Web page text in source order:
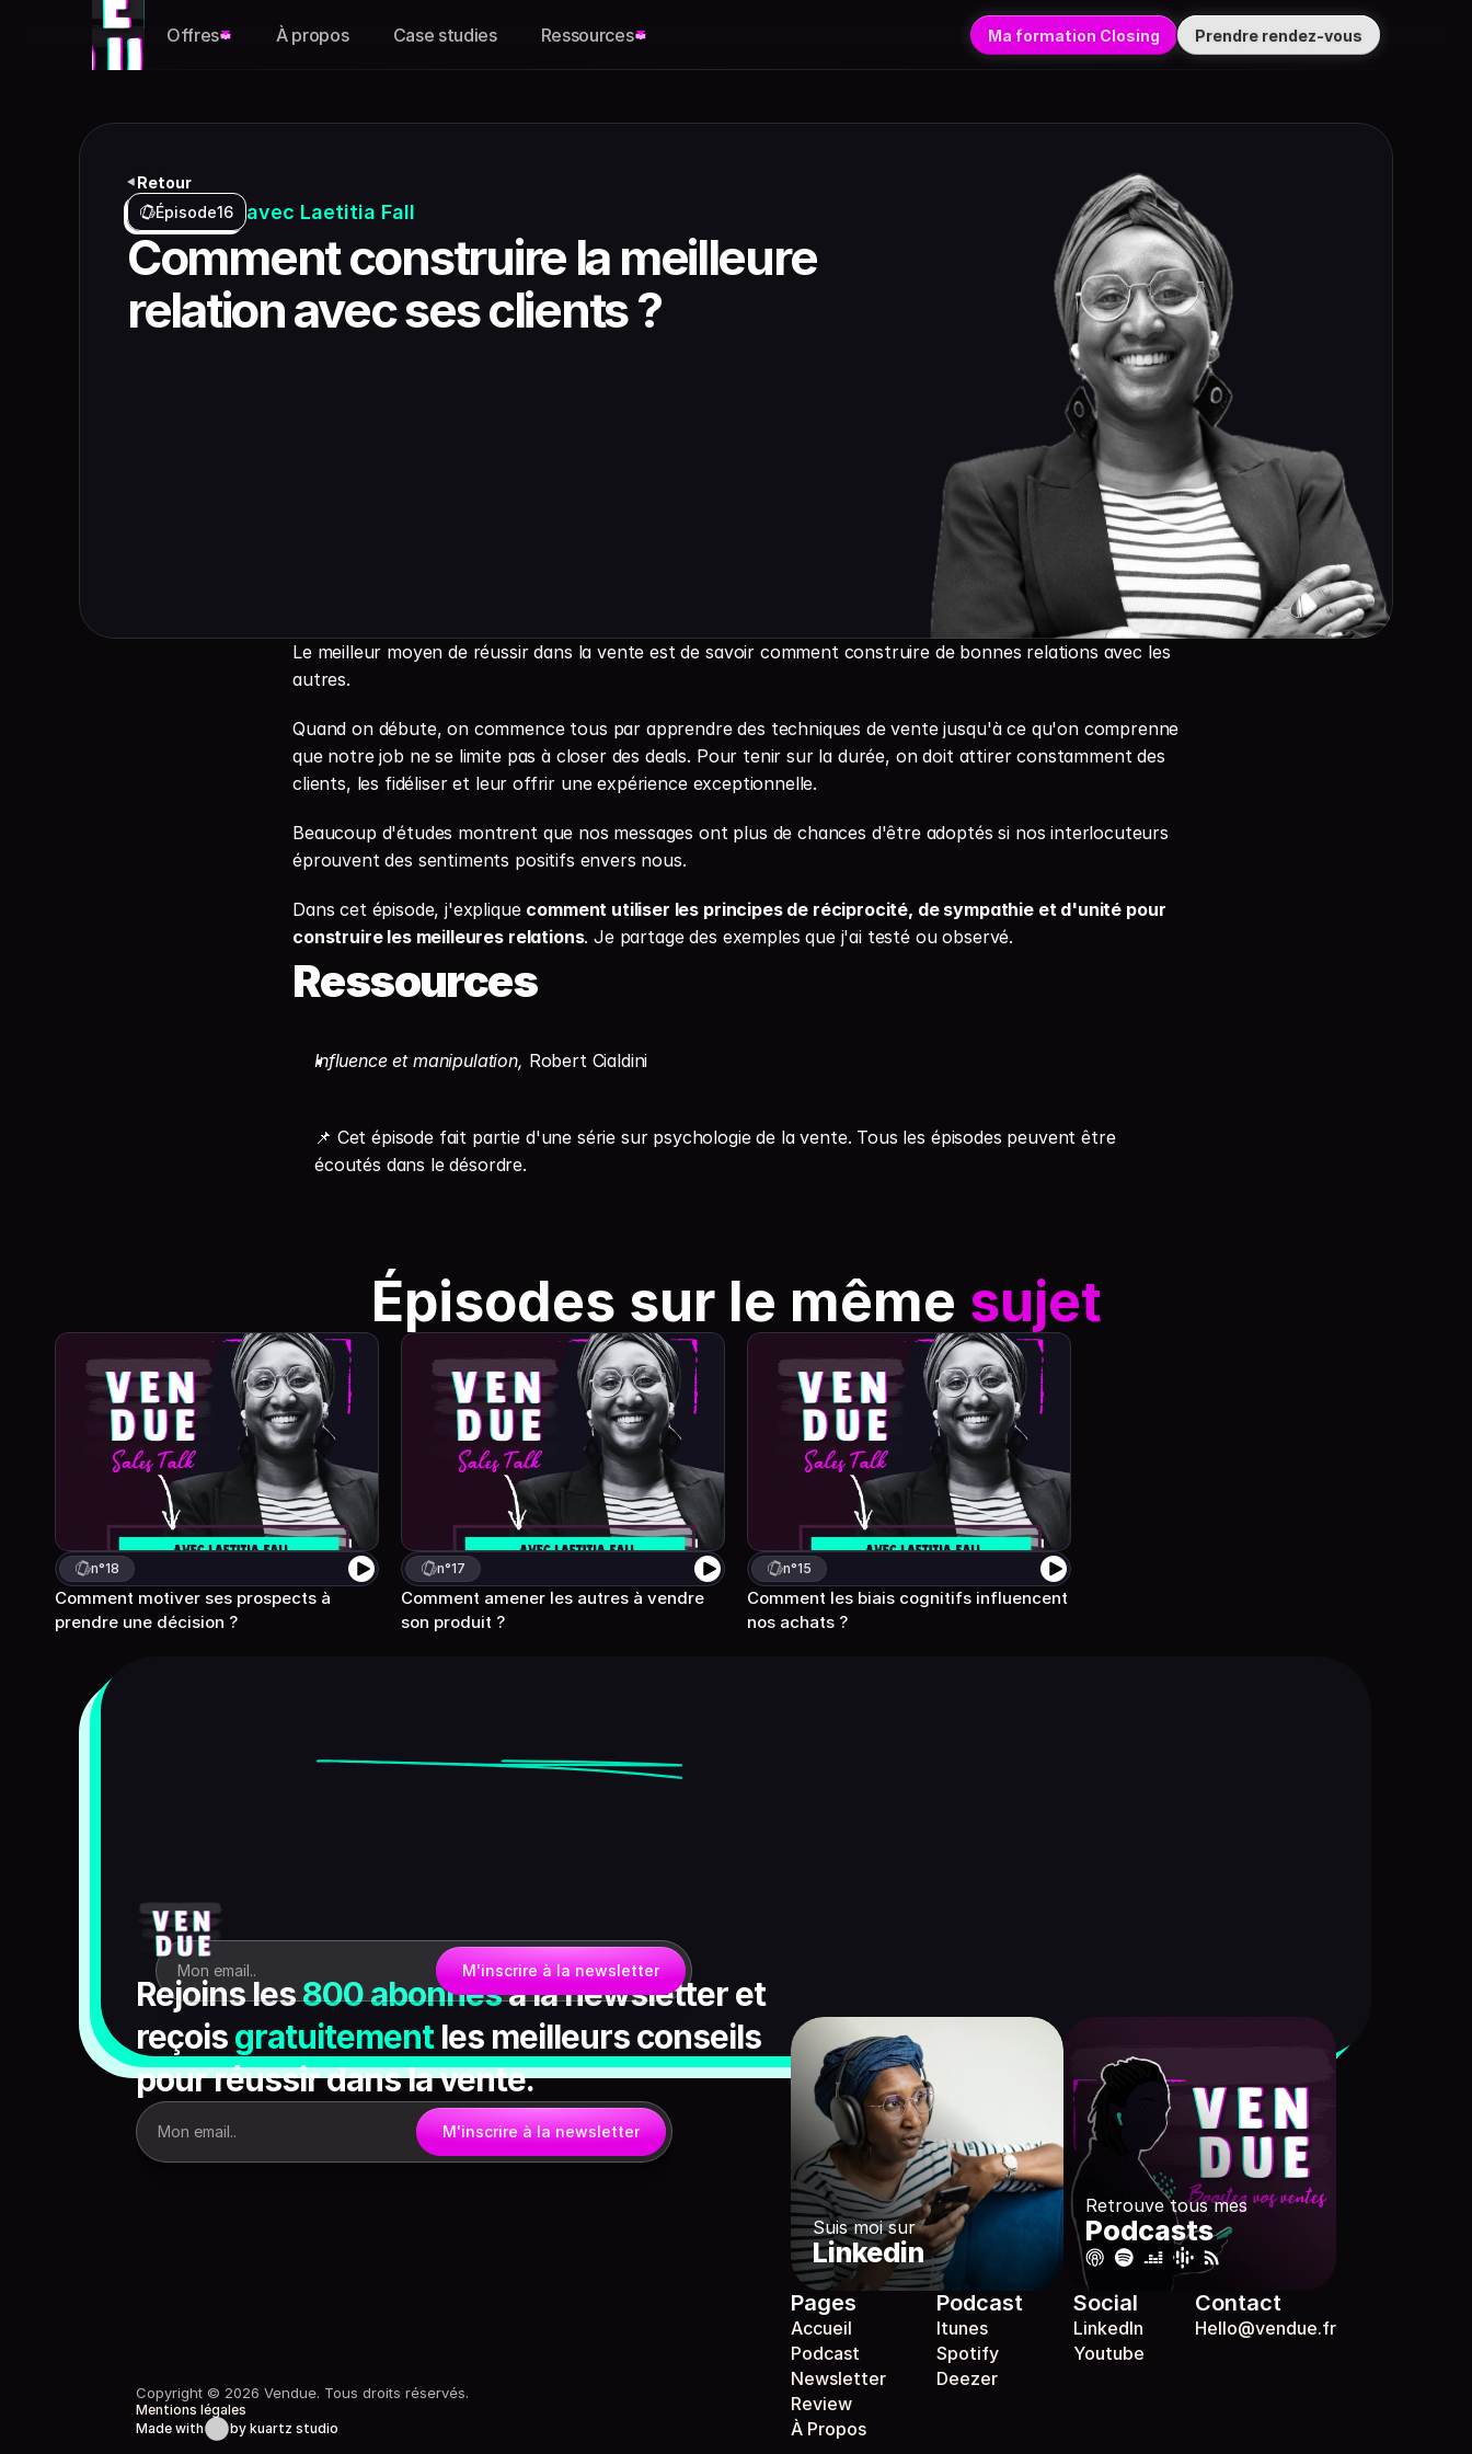
Offres À propos Case studies Ressources Ma formation Closing Prendre rendez-vous
Retour
Épisode16 avec Laetitia Fall
Comment construire la meilleure
relation avec ses clients ?
Le meilleur moyen de réussir dans la vente est de savoir comment construire de bonnes relations avec les
autres.
Quand on débute, on commence tous par apprendre des techniques de vente jusqu'à ce qu'on comprenne
que notre job ne se limite pas à closer des deals. Pour tenir sur la durée, on doit attirer constamment des
clients, les fidéliser et leur offrir une expérience exceptionnelle.
Beaucoup d'études montrent que nos messages ont plus de chances d'être adoptés si nos interlocuteurs
éprouvent des sentiments positifs envers nous.
Dans cet épisode, j'explique comment utiliser les principes de réciprocité, de sympathie et d'unité pour
construire les meilleures relations. Je partage des exemples que j'ai testé ou observé.
Ressources
Influence et manipulation, Robert Cialdini
📌 Cet épisode fait partie d'une série sur psychologie de la vente. Tous les épisodes peuvent être
écoutés dans le désordre.
Épisodes sur le même sujet
n°18
Comment motiver ses prospects à
prendre une décision ?
n°17
Comment amener les autres à vendre
son produit ?
n°15
Comment les biais cognitifs influencent
nos achats ?
meilleur enclosing
Mon email.. M'inscrire à la newsletter
Rejoins les 800 abonnésà la newsletter et
reçois gratuitement les meilleurs conseils
pourréussir dans la vente.
Mon email.. M'inscrire à la newsletter
Copyright © 2026 Vendue. Tous droits réservés.
Mentions légales
Made with
by kuartz studio
Suis moi sur
Linkedin
Retrouve tous mes
Podcasts
Pages
Accueil
Podcast
Newsletter
Review
À Propos
Podcast
Itunes
Spotify
Deezer
Social
LinkedIn
Youtube
Contact
Hello@vendue.fr